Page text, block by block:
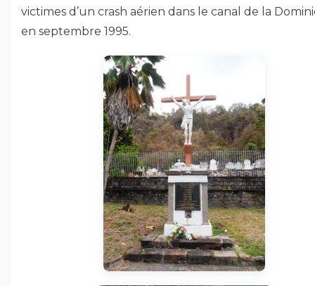
victimes d’un crash aérien dans le canal de la
en septembre 1995.